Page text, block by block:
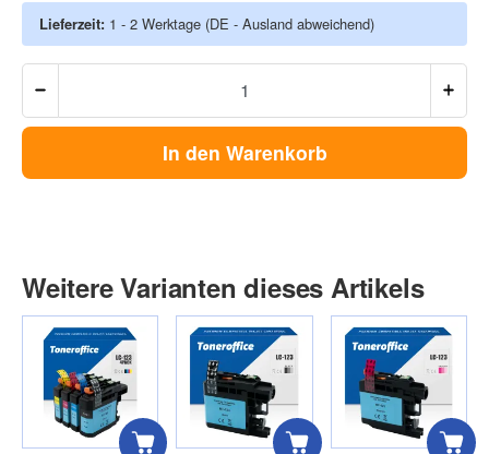
Lieferzeit: 1 - 2 Werktage (DE - Ausland abweichend)
In den Warenkorb
Weitere Varianten dieses Artikels